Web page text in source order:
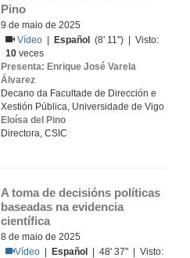
Pino
9 de maio de 2025
Vídeo
Español
(8' 11'') | Visto:
10 veces
Presenta: Enrique José Varela
Álvarez
Decano da Facultade de Dirección e
Xestión Pública, Universidade de Vigo
Eloísa del Pino
Directora, CSIC
A toma de decisións políticas
baseadas na evidencia
científica
8 de maio de 2025
Vídeo
Español
| 48' 37'' | Visto: